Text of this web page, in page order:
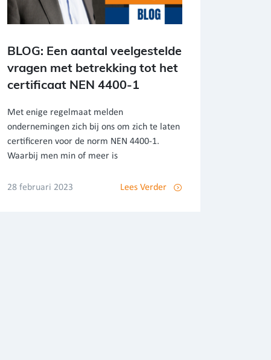
BLOG: Een aantal veelgestelde
vragen met betrekking tot het
certificaat NEN 4400-1
Met enige regelmaat melden
ondernemingen zich bij ons om zich te laten
certificeren voor de norm NEN 4400-1.
Waarbij men min of meer is
28 februari 2023 Lees Verder